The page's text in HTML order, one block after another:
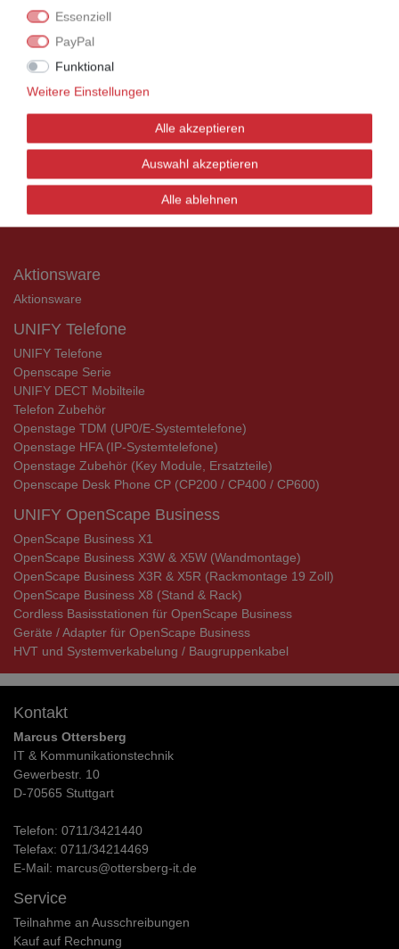
Nehmen Sie dazu einfach telefonisch oder per
UNIFY Mobilteile
UNIFY Mobilteile
Telefonkabel / Zubehör
Telefonkabel / Zubehör
Aktionsware
Aktionsware
UNIFY Telefone
UNIFY Telefone
Openscape Serie
UNIFY DECT Mobilteile
Telefon Zubehör
Openstage TDM (UP0/E-Systemtelefone)
Openstage HFA (IP-Systemtelefone)
Openstage Zubehör (Key Module, Ersatzteile)
Openscape Desk Phone CP (CP200 / CP400 / CP600)
UNIFY OpenScape Business
OpenScape Business X1
OpenScape Business X3W & X5W (Wandmontage)
OpenScape Business X3R & X5R (Rackmontage 19 Zoll)
OpenScape Business X8 (Stand & Rack)
Cordless Basisstationen für OpenScape Business
Geräte / Adapter für OpenScape Business
HVT und Systemverkabelung / Baugruppenkabel
Kontakt
Marcus Ottersberg
IT & Kommunikationstechnik
Gewerbestr. 10
D-70565 Stuttgart
Telefon: 0711/3421440
Telefax: 0711/34214469
E-Mail: marcus@ottersberg-it.de
Service
Teilnahme an Ausschreibungen
Kauf auf Rechnung
Essenziell
PayPal
Funktional
Weitere Einstellungen
Alle akzeptieren
Auswahl akzeptieren
Alle ablehnen